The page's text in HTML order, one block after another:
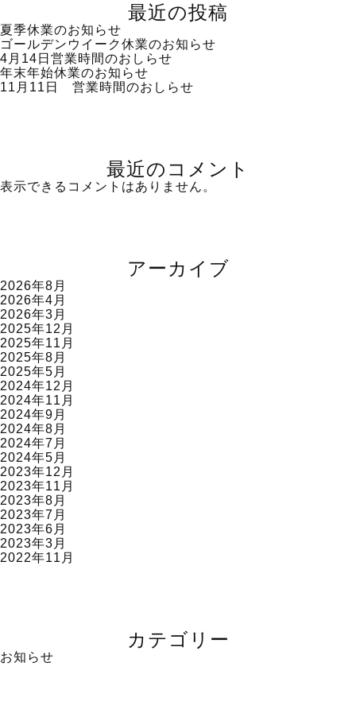
最近の投稿
夏季休業のお知らせ
ゴールデンウイーク休業のお知らせ
4月14日営業時間のおしらせ
年末年始休業のお知らせ
11月11日 営業時間のおしらせ
最近のコメント
表示できるコメントはありません。
アーカイブ
2026年8月
2026年4月
2026年3月
2025年12月
2025年11月
2025年8月
2025年5月
2024年12月
2024年11月
2024年9月
2024年8月
2024年7月
2024年5月
2023年12月
2023年11月
2023年8月
2023年7月
2023年6月
2023年3月
2022年11月
カテゴリー
お知らせ